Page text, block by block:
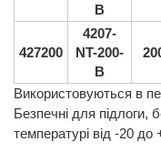
B
427200
4207-
NT-200-
B
Використовуються в
Безпечні для підлоги,
температурі від -20 до